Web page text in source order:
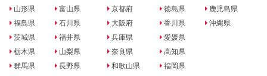
山形県
福島県
茨城県
栃木県
群馬県
富山県
石川県
福井県
山梨県
長野県
京都府
大阪府
兵庫県
奈良県
和歌山県
徳島県
香川県
愛媛県
高知県
福岡県
鹿児島県
沖縄県